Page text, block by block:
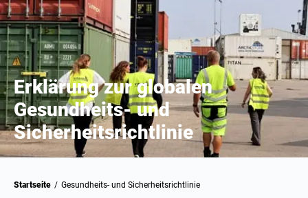
Erklärung zur globalen
Gesundheits- und
Sicherheitsrichtlinie
Startseite / Gesundheits- und Sicherheitsrichtlinie